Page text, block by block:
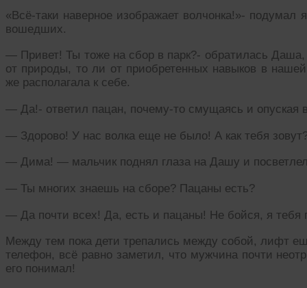
«Всё-таки наверное изображает волчонка!»-
вошедших.
— Привет! Ты тоже на сбор в парк?- обратилась
от природы, то ли от приобретенных навыков в
же располагала к себе.
— Да!- ответил пацан, почему-то смущаясь и опуская
— Здорово! У нас волка еще не было! А как тебя
— Дима! — мальчик поднял глаза на Дашу и
— Ты многих знаешь на сборе? Пацаны есть?
— Да почти всех! Да, есть и пацаны! Не бойся, я тебя
Между тем пока дети трепались между собой, лифт
телефон, всё равно заметил, что мужчина почти
его понимал!